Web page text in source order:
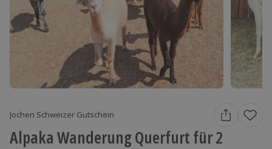
Jochen Schweizer Gutschein
Alpaka Wanderung Querfurt für 2